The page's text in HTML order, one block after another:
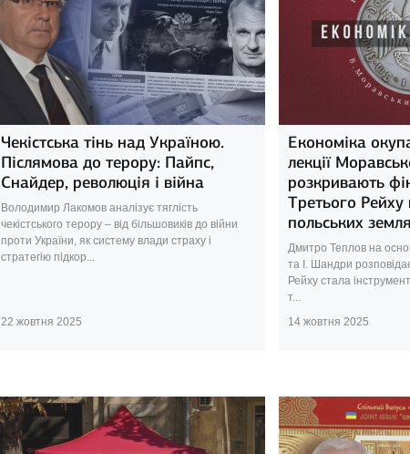
Чекістська тінь над Україною.
Післямова до терору: Пайпс,
Снайдер, революція і війна
Володимир Лакомов аналізує тяглість
чекістського терору – від більшовиків до війни
проти України, як систему влади страху і
стратегію підкор...
22 жовтня 2025
Економіка
лекції
розкривають
Третього Рейху
польських
Дмитро Теплов на
та І. Шандри
Рейху стала
т...
14 жовтня 2025